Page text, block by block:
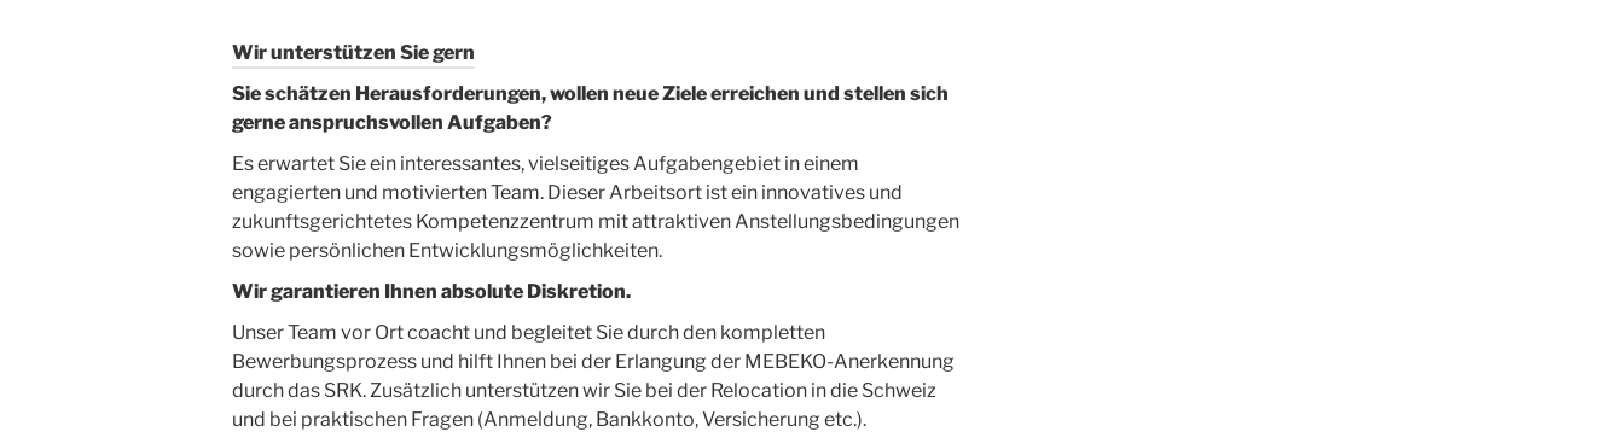
Wir unterstützen Sie gern
Sie schätzen Herausforderungen, wollen neue Ziele erreichen und stellen sich
gerne anspruchsvollen Aufgaben?
Es erwartet Sie ein interessantes, vielseitiges Aufgabengebiet in einem
engagierten und motivierten Team. Dieser Arbeitsort ist ein innovatives und
zukunftsgerichtetes Kompetenzzentrum mit attraktiven Anstellungsbedingungen
sowie persönlichen Entwicklungsmöglichkeiten.
Wir garantieren Ihnen absolute Diskretion.
Unser Team vor Ort coacht und begleitet Sie durch den kompletten
Bewerbungsprozess und hilft Ihnen bei der Erlangung der MEBEKO-Anerkennung
durch das SRK. Zusätzlich unterstützen wir Sie bei der Relocation in die Schweiz
und bei praktischen Fragen (Anmeldung, Bankkonto, Versicherung etc.).